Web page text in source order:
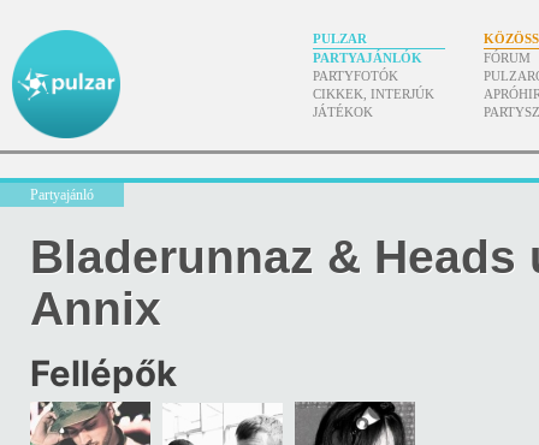
PULZAR
PARTYAJÁNLÓK
PARTYFOTÓK
CIKKEK, INTERJÚK
JÁTÉKOK
FÓRUM
Partyajánló
Bladerunnaz &
Annix
Fellépők